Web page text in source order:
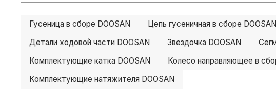
Гусеница в сборе DOOSAN Цепь гусеничная в сборе DOOSAN
Детали ходовой части DOOSAN
Звездочка DOOSAN
Комплектующие катка DOOSAN
Колесо направляющее в
Комплектующие натяжителя DOOSAN